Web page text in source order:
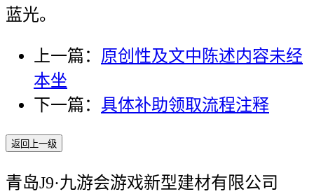
蓝光。
上一篇： 原创性及文中陈述内容未经
本坐
下一篇： 具体补助领取流程注释
返回上一级
青岛J9·九游会游戏新型建材有限公司